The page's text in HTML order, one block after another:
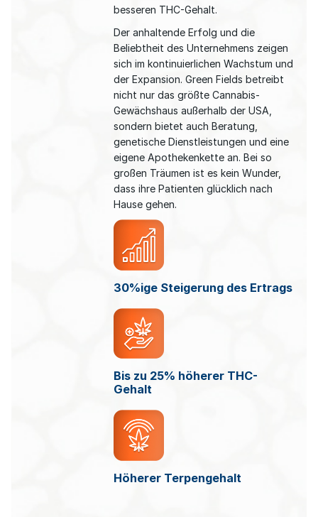
besseren THC-Gehalt.
Der anhaltende Erfolg und die
Beliebtheit des Unternehmens zeigen
sich im kontinuierlichen Wachstum und
der Expansion. Green Fields betreibt
nicht nur das größte Cannabis-
Gewächshaus außerhalb der USA,
sondern bietet auch Beratung,
genetische Dienstleistungen und eine
eigene Apothekenkette an. Bei so
großen Träumen ist es kein Wunder,
dass ihre Patienten glücklich nach
Hause gehen.
30%ige Steigerung des Ertrags
Bis zu 25% höherer THC-
Gehalt
Höherer Terpengehalt